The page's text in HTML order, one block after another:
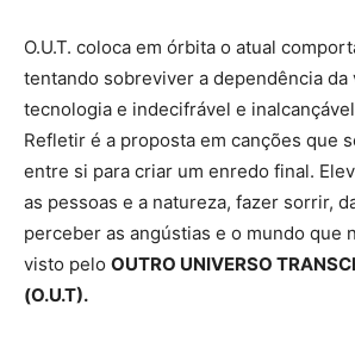
O.U.T. coloca em órbita o atual
tentando sobreviver a dependência
tecnologia e indecifrável e
Refletir é a proposta em canções que
entre si para criar um enredo final.
as pessoas e a natureza, fazer sorrir,
perceber as angústias e o mundo que
visto pelo OUTRO UNIVERSO
(O.U.T).